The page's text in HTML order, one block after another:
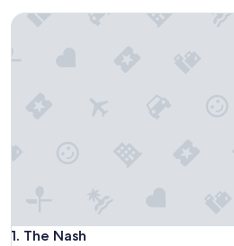
1. The Nash
The Nash
The Nash